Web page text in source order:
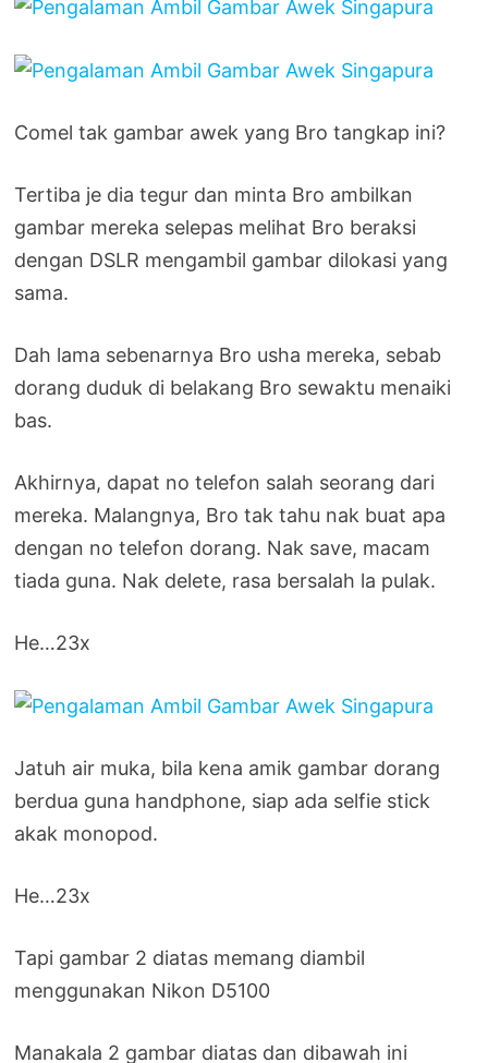
Comel tak gambar awek yang Bro tangkap ini?
Tertiba je dia tegur dan minta Bro ambilkan
gambar mereka selepas melihat Bro beraksi
dengan DSLR mengambil gambar dilokasi yang
sama.
Dah lama sebenarnya Bro usha mereka, sebab
dorang duduk di belakang Bro sewaktu menaiki
bas.
Akhirnya, dapat no telefon salah seorang dari
mereka. Malangnya, Bro tak tahu nak buat apa
dengan no telefon dorang. Nak save, macam
tiada guna. Nak delete, rasa bersalah la pulak.
He…23x
Jatuh air muka, bila kena amik gambar dorang
berdua guna handphone, siap ada selfie stick
akak monopod.
He…23x
Tapi gambar 2 diatas memang diambil
menggunakan Nikon D5100
Manakala 2 gambar diatas dan dibawah ini